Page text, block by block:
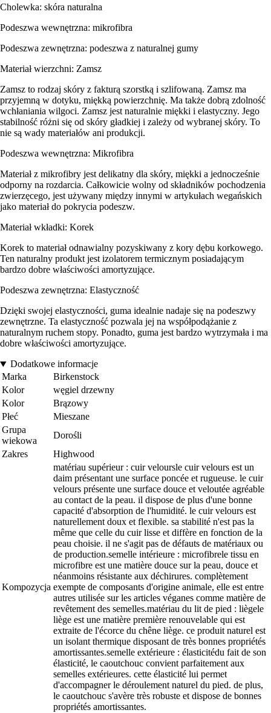
Cholewka: skóra naturalna
Podeszwa wewnętrzna: mikrofibra
Podeszwa zewnętrzna: podeszwa z naturalnej gumy
Materiał wierzchni: Zamsz
Zamsz to rodzaj skóry z fakturą szorstką i szlifowaną. Zamsz ma
przyjemną w dotyku, miękką powierzchnię. Ma także dobrą zdolność
wchłaniania wilgoci. Zamsz jest naturalnie miękki i elastyczny. Jego
stabilność różni się od skóry gładkiej i zależy od wybranej skóry. To
nie są wady materiałów ani produkcji.
Podeszwa wewnętrzna: Mikrofibra
Materiał z mikrofibry jest delikatny dla skóry, miękki a jednocześnie
odporny na rozdarcia. Całkowicie wolny od składników pochodzenia
zwierzęcego, jest używany między innymi w artykułach wegańskich
jako materiał do pokrycia podeszw.
Materiał wkładki: Korek
Korek to materiał odnawialny pozyskiwany z kory dębu korkowego.
Ten naturalny produkt jest izolatorem termicznym posiadającym
bardzo dobre właściwości amortyzujące.
Podeszwa zewnętrzna: Elastyczność
Dzięki swojej elastyczności, guma idealnie nadaje się na podeszwy
zewnętrzne. Ta elastyczność pozwala jej na współpodążanie z
naturalnym ruchem stopy. Ponadto, guma jest bardzo wytrzymała i ma
dobre właściwości amortyzujące.
Dodatkowe informacje
Marka
Birkenstock
Kolor
węgiel drzewny
Kolor
Brązowy
Płeć
Mieszane
Grupa
wiekowa
Dorośli
Zakres
Highwood
Kompozycja
matériau supérieur : cuir veloursle cuir velours est un
daim présentant une surface poncée et rugueuse. le cuir
velours présente une surface douce et veloutée agréable
au contact de la peau. il dispose de plus d'une bonne
capacité d'absorption de l'humidité. le cuir velours est
naturellement doux et flexible. sa stabilité n'est pas la
même que celle du cuir lisse et diffère en fonction de la
peau choisie. il ne s'agit pas de défauts de matériaux ou
de production.semelle intérieure : microfibrele tissu en
microfibre est une matière douce sur la peau, douce et
néanmoins résistante aux déchirures. complètement
exempte de composants d'origine animale, elle est entre
autres utilisée sur les articles véganes comme matière de
revêtement des semelles.matériau du lit de pied : liègele
liège est une matière première renouvelable qui est
extraite de l'écorce du chêne liège. ce produit naturel est
un isolant thermique disposant de très bonnes propriétés
amortissantes.semelle extérieure : élasticitédu fait de son
élasticité, le caoutchouc convient parfaitement aux
semelles extérieures. cette élasticité lui permet
d'accompagner le déroulement naturel du pied. de plus,
le caoutchouc s'avère très robuste et dispose de bonnes
propriétés amortissantes.